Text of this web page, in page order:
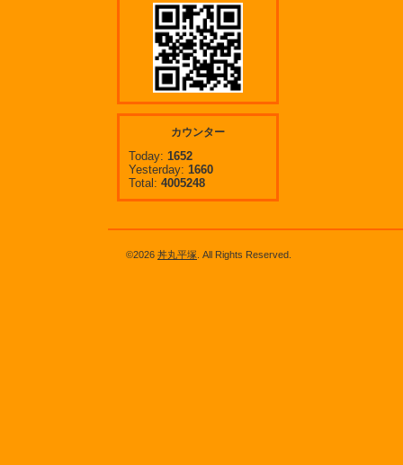
カウンター
Today: 1652
Yesterday: 1660
Total: 4005248
©2026 丼丸平塚 . All Rights Reserved.